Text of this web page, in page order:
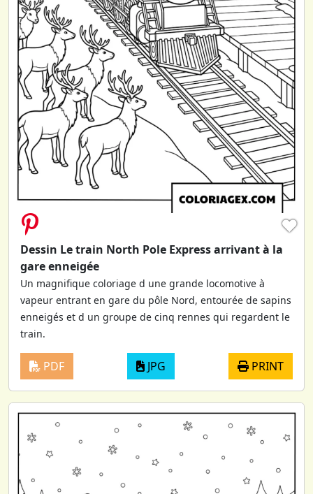
♥
Dessin Le train North Pole Express arrivant à la
gare enneigée
Un magnifique coloriage d une grande locomotive à
vapeur entrant en gare du pôle Nord, entourée de sapins
enneigés et d un groupe de cinq rennes qui regardent le
train.
PDF JPG PRINT